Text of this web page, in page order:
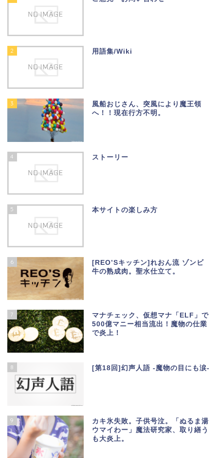
2 用語集/Wiki
3
風船おじさん、突風により魔王領
へ！！現在行方不明。
4 ストーリー
5 本サイトの楽しみ方
6
[REO’Sキッチン]れおん流 ゾンビ
牛の熟成肉。聖水仕立て。
7
マナチェック、仮想マナ「ELF」で
500億マニー相当流出！魔物の仕業
で炎上！
8 [第18回]幻声人語 -魔物の目にも涙-
9
カキ氷失敗。子供号泣。「ぬるま湯
ウマイわー」魔法研究家、取り繕う
も大炎上。